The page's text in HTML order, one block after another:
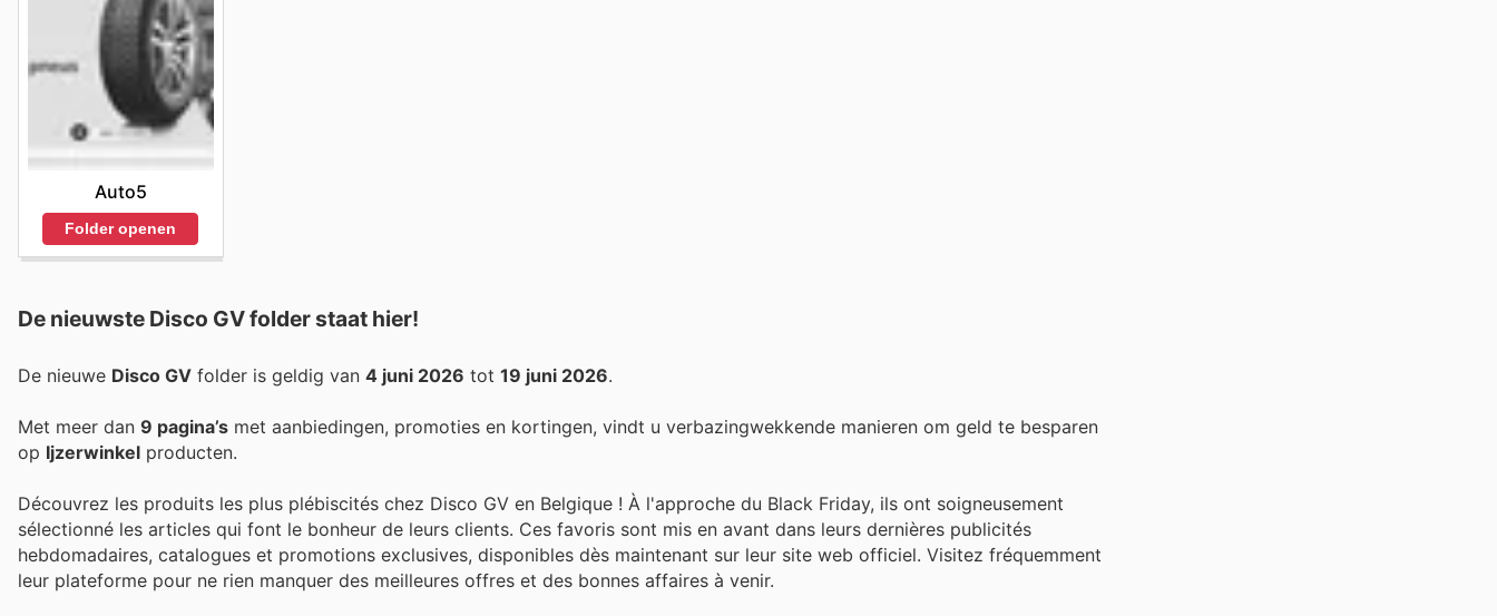
Auto5
Folder openen
De nieuwste Disco GV folder staat hier!
De nieuwe Disco GV folder is geldig van 4 juni 2026 tot 19 juni 2026.
Met meer dan 9 pagina’s met aanbiedingen, promoties en kortingen, vindt u verbazingwekkende manieren om geld te besparen
op Ijzerwinkel producten.
Découvrez les produits les plus plébiscités chez Disco GV en Belgique ! À l'approche du Black Friday, ils ont soigneusement
sélectionné les articles qui font le bonheur de leurs clients. Ces favoris sont mis en avant dans leurs dernières publicités
hebdomadaires, catalogues et promotions exclusives, disponibles dès maintenant sur leur site web officiel. Visitez fréquemment
leur plateforme pour ne rien manquer des meilleures offres et des bonnes affaires à venir.